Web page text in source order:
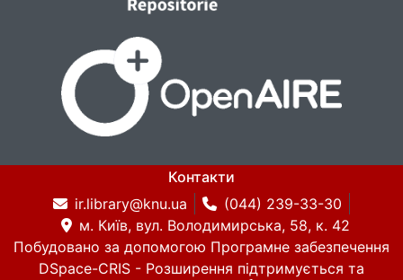
Контакти
ir.library@knu.ua
(044) 239-33-30
м. Київ, вул. Володимирська, 58, к. 42
Побудовано за допомогою Програмне забезпечення
DSpace-CRIS - Розширення підтримується та